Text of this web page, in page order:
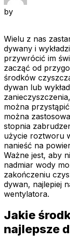
by
Wielu z nas
dywany i
przywrócić im
zacząć od
środków
dywan lub
można
można
stopnia
użycie roztworu
nanieść na
Ważne jest, aby
nadmiar wody
zakończeniu
dywan, najlepiej
wentylatora.
Jakie
najlepsze